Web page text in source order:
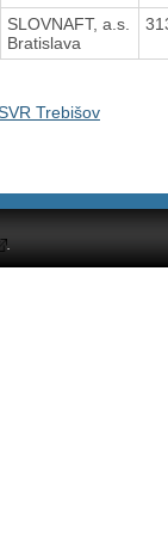
SLOVNAFT, a.s.
Bratislava
Trebišov